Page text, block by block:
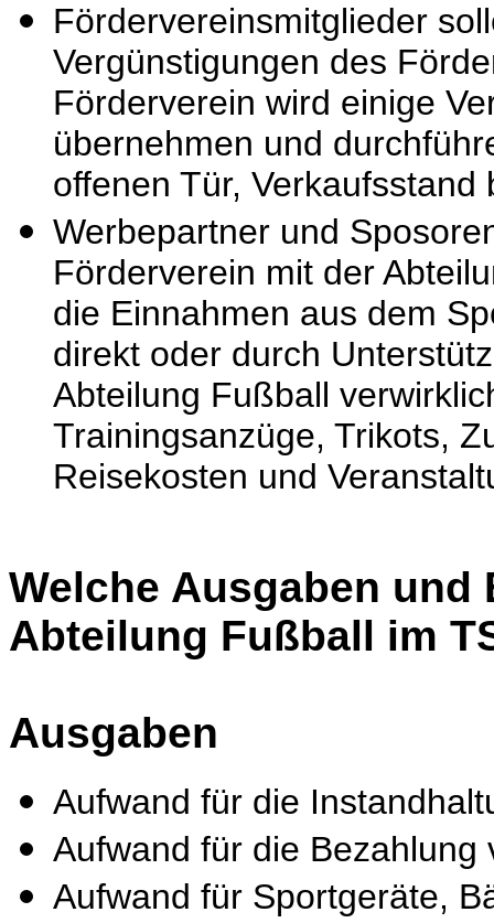
Fördervereinsmitglieder
Vergünstigungen des
Förderverein wird einige
übernehmen und
offenen Tür, Verkaufsstand
Werbepartner und
Förderverein mit der
die Einnahmen aus dem
direkt oder durch
Abteilung Fußball
Trainingsanzüge, Trikots,
Reisekosten und
Welche Ausgaben und
Abteilung Fußball im
Ausgaben
Aufwand für die
Aufwand für die
Aufwand für Sportgeräte,